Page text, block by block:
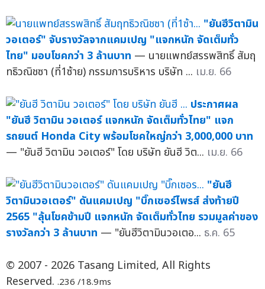
"ยันฮีวิตามิน
วอเตอร์" จับรางวัลจากแคมเปญ "แจกหนัก จัดเต็มทั่ว
ไทย" มอบโชคกว่า 3 ล้านบาท — นายแพทย์สรรพสิทธิ์ สัมฤ
ทธิวณิชซา (ที่1ซ้าย) กรรมการบริหาร บริษัท ... เม.ย. 66
ประกาศผล
"ยันฮี วิตามิน วอเตอร์ แจกหนัก จัดเต็มทั่วไทย" แจก
รถยนต์ Honda City พร้อมโชคใหญ่กว่า 3,000,000 บาท
— "ยันฮี วิตามิน วอเตอร์" โดย บริษัท ยันฮี วิต... เม.ย. 66
"ยันฮี
วิตามินวอเตอร์" ดันแคมเปญ "บิ๊กเซอร์ไพรส์ ส่งท้ายปี
2565 "ลุ้นโชคข้ามปี แจกหนัก จัดเต็มทั่วไทย รวมมูลค่าของ
รางวัลกว่า 3 ล้านบาท — "ยันฮีวิตามินวอเตอ... ธ.ค. 65
© 2007 - 2026 Tasang Limited, All Rights
Reserved. .236 /18.9ms